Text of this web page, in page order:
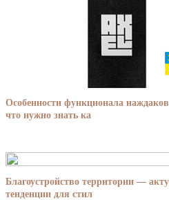
Особенности функционала
что нужно знать ка
Благоустройство территории —
тенденции для стил